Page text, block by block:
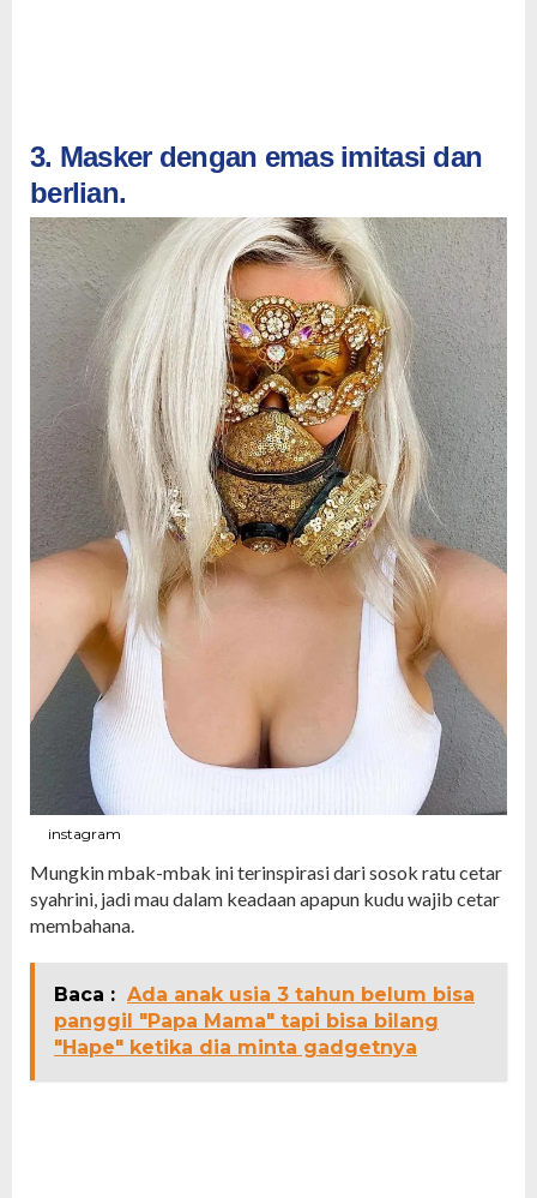
3. Masker dengan emas imitasi dan
berlian.
instagram
Mungkin mbak-mbak ini terinspirasi dari sosok ratu cetar
syahrini, jadi mau dalam keadaan apapun kudu wajib cetar
membahana.
Baca : Ada anak usia 3 tahun belum bisa
panggil "Papa Mama" tapi bisa bilang
"Hape" ketika dia minta gadgetnya